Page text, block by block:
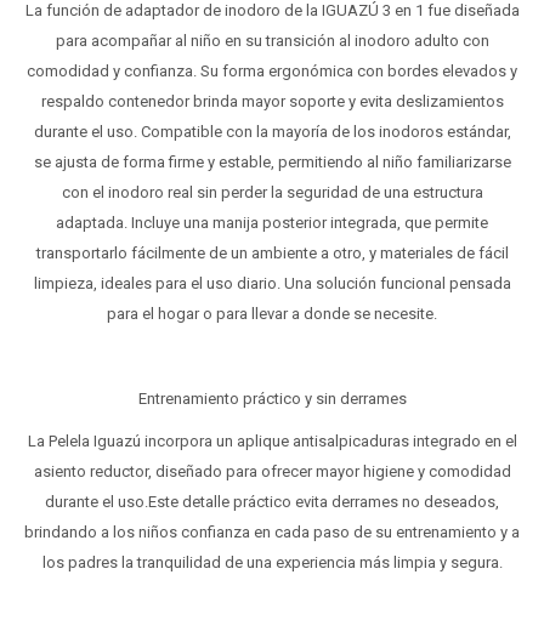
La función de adaptador de inodoro de la IGUAZÚ 3 en 1 fue diseñada
para acompañar al niño en su transición al inodoro adulto con
comodidad y confianza. Su forma ergonómica con bordes elevados y
respaldo contenedor brinda mayor soporte y evita deslizamientos
durante el uso. Compatible con la mayoría de los inodoros estándar,
se ajusta de forma firme y estable, permitiendo al niño familiarizarse
con el inodoro real sin perder la seguridad de una estructura
adaptada. Incluye una manija posterior integrada, que permite
transportarlo fácilmente de un ambiente a otro, y materiales de fácil
limpieza, ideales para el uso diario. Una solución funcional pensada
para el hogar o para llevar a donde se necesite.
Entrenamiento práctico y sin derrames
La Pelela Iguazú incorpora un aplique antisalpicaduras integrado en el
asiento reductor, diseñado para ofrecer mayor higiene y comodidad
durante el uso.Este detalle práctico evita derrames no deseados,
brindando a los niños confianza en cada paso de su entrenamiento y a
los padres la tranquilidad de una experiencia más limpia y segura.